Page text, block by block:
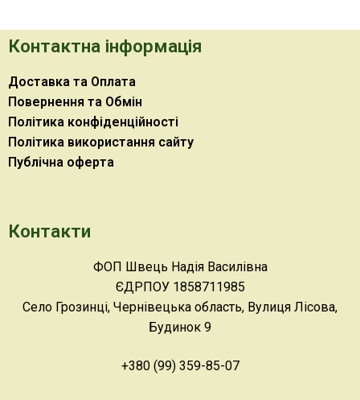
Контактна інформація
Доставка та Оплата
Повернення та Обмін
Політика конфіденційності
Політика використання сайту
Публічна оферта
Контакти
ФОП Швець Надія Василівна
ЄДРПОУ 1858711985
Село Грозинці, Чернівецька область, Вулиця Лісова,
Будинок 9
+380 (99) 359-85-07